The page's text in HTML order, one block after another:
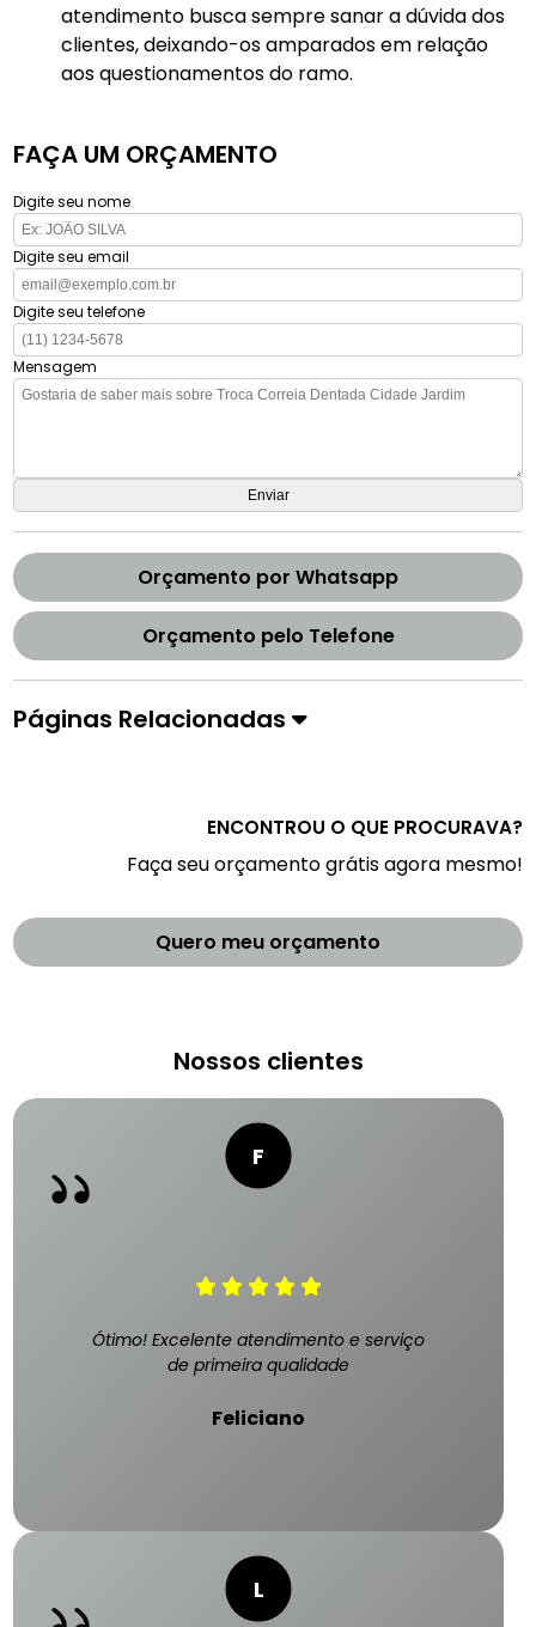
atendimento busca sempre sanar a dúvida dos
clientes, deixando-os amparados em relação
aos questionamentos do ramo.
FAÇA UM ORÇAMENTO
Digite seu nome
Digite seu email
Digite seu telefone
Mensagem
Orçamento por Whatsapp
Orçamento pelo Telefone
Páginas Relacionadas
ENCONTROU O QUE PROCURAVA?
Faça seu orçamento grátis agora mesmo!
Quero meu orçamento
Nossos clientes
Ótimo! Excelente atendimento e serviço
de primeira qualidade
Feliciano